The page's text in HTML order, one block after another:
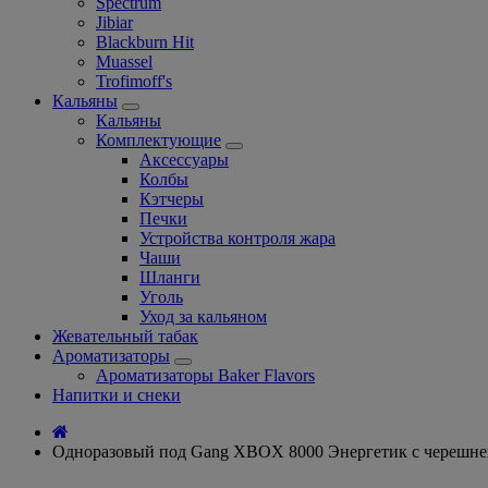
Jibiar
Blackburn Hit
Muassel
Trofimoff's
Кальяны
Кальяны
Комплектующие
Аксессуары
Колбы
Кэтчеры
Печки
Устройства контроля жара
Чаши
Шланги
Уголь
Уход за кальяном
Жевательный табак
Ароматизаторы
Ароматизаторы Baker Flavors
Напитки и снеки
Одноразовый под Gang XBOX 8000 Энергетик с